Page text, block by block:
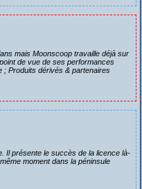
mais Moonscoop travaille déjà sur
de vue de ses performances
; Produits dérivés & partenaires
Il présente le succès de la licence là-
moment dans la péninsule